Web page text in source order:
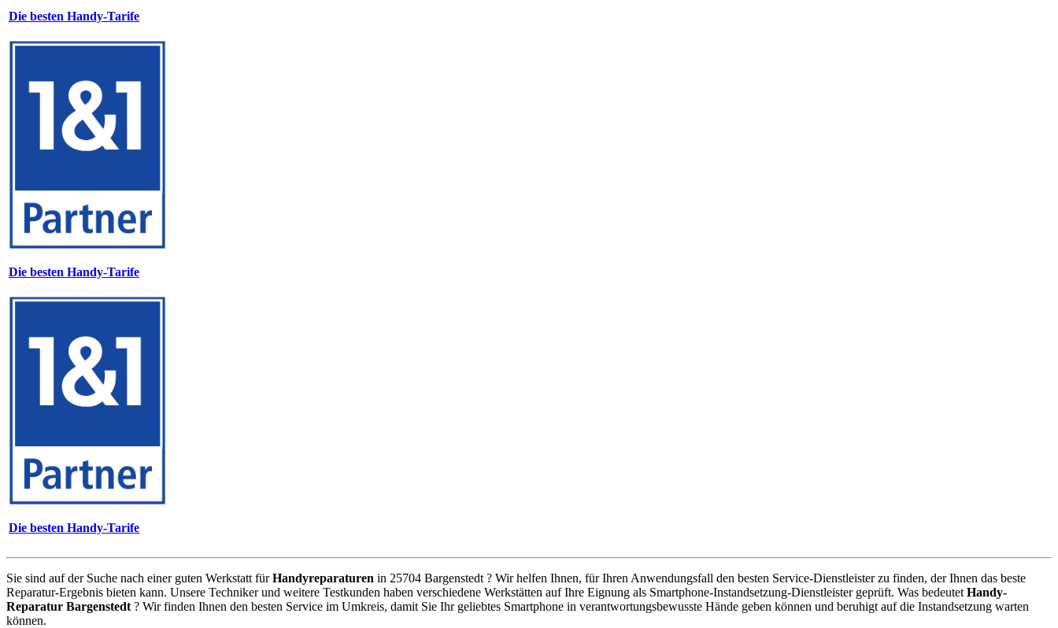
Die besten Handy-Tarife
Die besten Handy-Tarife
Die besten Handy-Tarife
Sie sind auf der Suche nach einer guten Werkstatt fürHandyreparaturen in 25704 Bargenstedt ? Wir helfen Ihnen, für Ihren Anwendungsfall den besten Service-Dienstleister zu finden, der Ihnen das beste
Reparatur-Ergebnis bieten kann. Unsere Techniker und weitere Testkunden haben verschiedene Werkstätten auf Ihre Eignung als Smartphone-Instandsetzung-Dienstleister geprüft. Was bedeutet Handy-
Reparatur Bargenstedt ? Wir finden Ihnen den besten Service im Umkreis, damit Sie Ihr geliebtes Smartphone in verantwortungsbewusste Hände geben können und beruhigt auf die Instandsetzung warten
können.